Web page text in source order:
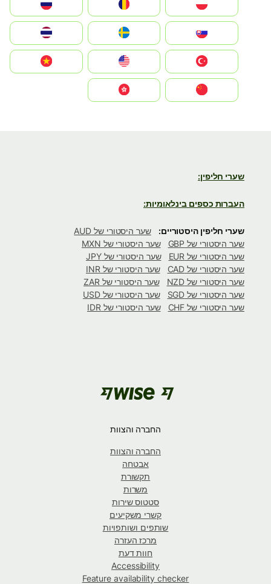
România
Slovensko
United States
Vietnam
שערי חליפין:
העברות כספים בינלאומיות:
שערי חליפין היסטוריים:
שער היסטורי של AUD
שער היסטורי של GBP
שער היסטורי של MXN
שער היסטורי של EUR
שער היסטורי של JPY
שער היסטורי של CAD
שער היסטורי של INR
שער היסטורי של NZD
שער היסטורי של ZAR
שער היסטורי של SGD
שער היסטורי של USD
שער היסטורי של CHF
שער היסטורי של IDR
החברה והצוות
החברה והצוות
אבטחה
תקשורת
משרות
סטטוס שירות
קשרי משקיעים
שותפים ושותפויות
מרכז העזרה
חוות דעת
Accessibility
Feature availability checker